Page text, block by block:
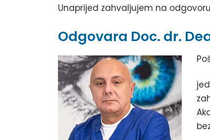
Unaprijed zahvaljujem na
Odgovara Doc. dr.